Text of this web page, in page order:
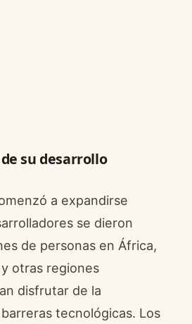
su desarrollo
a expandirse
se dieron
de personas en África,
otras regiones
disfrutar de la
tecnológicas. Los